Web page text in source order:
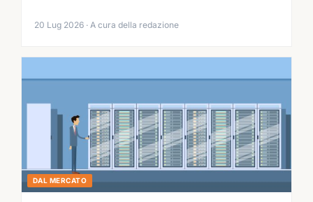
20 Lug 2026 · A cura della redazione
DAL MERCATO